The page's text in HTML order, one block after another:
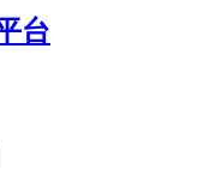
台